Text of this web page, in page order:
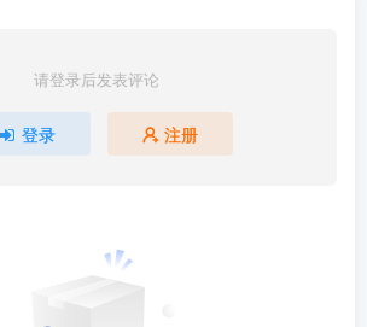
请登录后发表评论
登录 注册